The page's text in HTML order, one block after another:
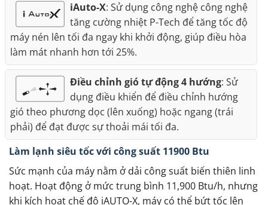
iAuto-X: Sử dụng công nghệ công nghệ
tăng cường nhiệt P-Tech để tăng tốc độ
máy nén lên tối đa ngay khi khởi động, giúp điều hòa
làm mát nhanh hơn tới 25%.
Điều chỉnh gió tự động 4 hướng: Sử
dụng điều khiển để điều chỉnh hướng
gió theo phương dọc (lên xuống) hoặc ngang (trái
phải) để đạt được sự thoải mái tối đa.
Làm lạnh siêu tốc với công suất 11900 Btu
Sức mạnh của máy nằm ở dải công suất biến thiên linh
hoạt. Hoạt động ở mức trung bình 11,900 Btu/h, nhưng
khi kích hoạt chế độ iAUTO-X, máy có thể bứt tốc lên